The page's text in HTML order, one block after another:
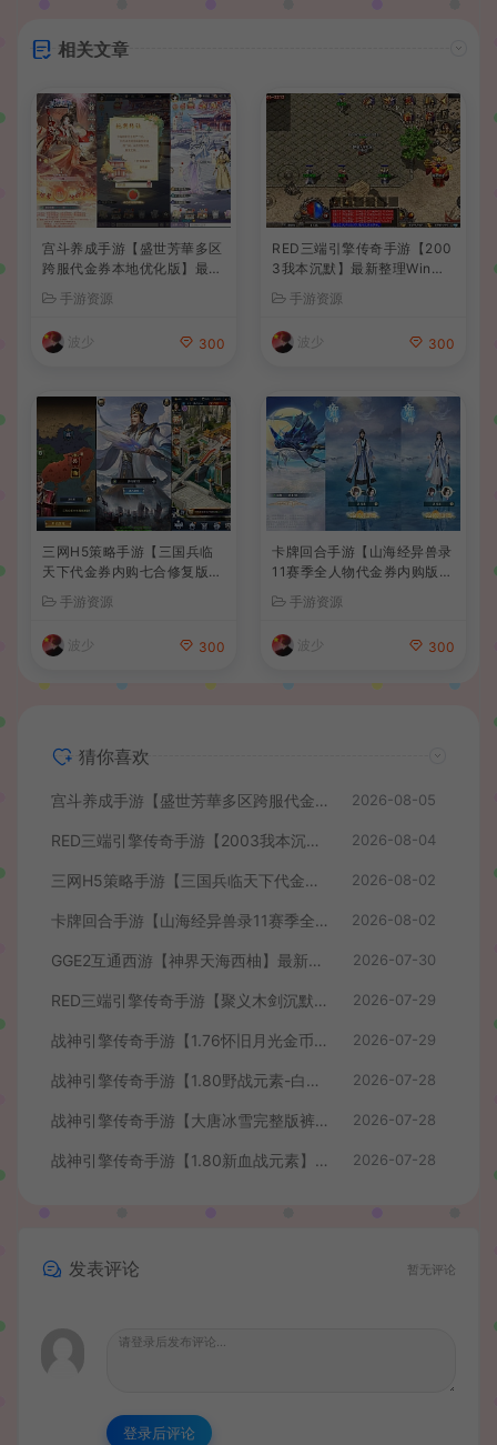
相关文章
宫斗养成手游【盛世芳華多区
跨服代金券本地优化版】最新
手工服务端+CDK授权后台
+安卓+详细搭建教程
手游资源
波少 300
RED三端引擎传奇手游【200
3我本沉默】最新整理Win系
细搭建教程
手游资源
波少 300
三网H5策略手游【三国兵临
天下代金券内购七合修复版】
+Linux手工服务端+管理后台
+GM授权后台+简易安卓客户
端+详细搭建教程+视频教程
手游资源
波少 300
卡牌回合手游【山海经异兽录
11赛季全人物代金券内购版】
GM后台+管理后台+热更修改
工具+安卓+详细搭建教程
手游资源
波少 300
猜你喜欢
宫斗养成手游【盛世芳華多区跨服代金券本地优化版】最新整理单机一键即玩端+Linux手工服务端+CDK授权后台+安卓+详细搭建教程 2026-08-05
RED三端引擎传奇手游【2003我本沉默】最新整理Win系服务端+安卓苹果PC三端+详细搭建教程 2026-08-04
三网H5策略手游【三国兵临天下代金券内购七合修复版】最新整理单机一键即玩镜像端+Linux手工服务端+管理后台+GM授权后台+简易安卓客户端+详细搭建教程+视频教程 2026-08-02
卡牌回合手游【山海经异兽录11赛季全人物代金券内购版】最新整理WIN系服务端+授权GM后台+管理后台+热更修改工具+安卓+详细搭建教程 2026-08-02
GGE2互通西游【神界天海西柚】最新整理Win系服务端+安卓苹果PC三端+内置GM工具+全套源码+详细搭建教程+视频教程 2026-07-30
RED三端引擎传奇手游【聚义木剑沉默高仿嘟嘟沉默】最新整理Win系服务端+安卓苹果PC三端+详细搭建教程 2026-07-29
战神引擎传奇手游【1.76怀旧月光金币版】最新整理Win系复古服务端+安卓苹果双端+GM授权物品后台+详细搭建教程 2026-07-29
战神引擎传奇手游【1.80野战元素-白猪7.2免授权】最新整理Win系特色服务端+安卓+GM授权物品后台+详细搭建教程 2026-07-28
战神引擎传奇手游【大唐冰雪完整版裤衩7.0免授权】最新整理Win系特色服务端+GM授权后台+安卓苹果双端+详细搭建教程 2026-07-28
战神引擎传奇手游【1.80新血战元素】最新整理Win系特色服务端+安卓+GM授权物品后台+详细搭建教程 2026-07-28
发表评论 暂无评论
登录后评论